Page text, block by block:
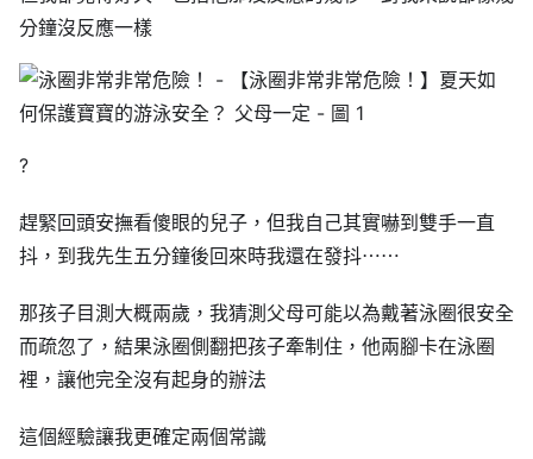
分鐘沒反應一樣
?
趕緊回頭安撫看傻眼的兒子，但我自己其實嚇到雙手一直
抖，到我先生五分鐘後回來時我還在發抖⋯⋯
那孩子目測大概兩歲，我猜測父母可能以為戴著泳圈很安全
而疏忽了，結果泳圈側翻把孩子牽制住，他兩腳卡在泳圈
裡，讓他完全沒有起身的辦法
這個經驗讓我更確定兩個常識